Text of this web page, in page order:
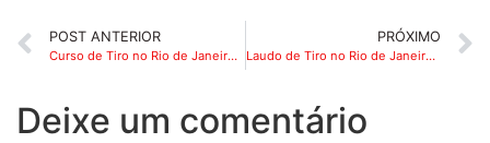
POST ANTERIOR
Curso de Tiro no Rio de Janeiro: Onde Fazer Treinamento com Instrutor Credenciado
PRÓXIMO
Laudo de Tiro no Rio de Janeiro: Prova de Capacidade Técnica com Instrutor Credenciado pela PF
Deixe um comentário